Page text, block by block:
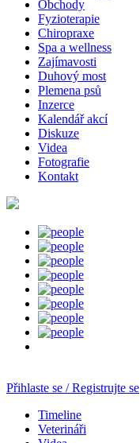
Obchody
Fyzioterapie
Chiropraxe
Spa a wellness
Zajímavosti
Duhový most
Plemena psů
Inzerce
Kalendář akcí
Diskuze
Videa
Fotografie
Kontakt
Přihlaste se / Registrujte se
Timeline
Veterináři